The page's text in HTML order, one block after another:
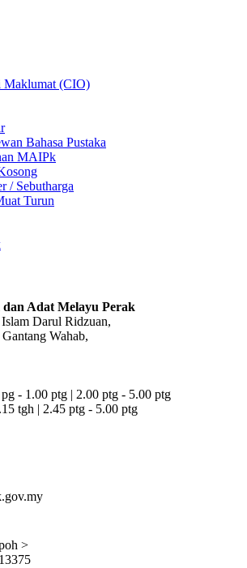
Maklumat (CIO)
Bahasa Pustaka
MAIPk
/ Sebutharga
Turun
Adat Melayu Perak
Darul Ridzuan,
Wahab,
- 1.00 ptg | 2.00 ptg - 5.00 ptg
tgh | 2.45 ptg - 5.00 ptg
>